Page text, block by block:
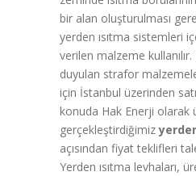
bir alan oluşturulması
yerden ısıtma sistemleri
verilen malzeme
duyulan strafor
için İstanbul üzerinden
konuda Hak Enerji olarak
gerçekleştirdiğimiz
açısından fiyat teklifleri
Yerden ısıtma levhaları,